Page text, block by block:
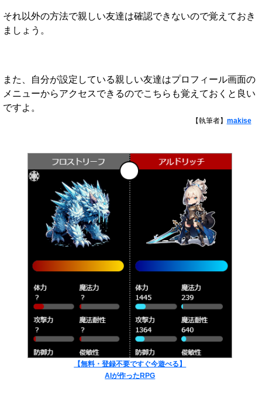
それ以外の方法で親しい友達は確認できないので覚えておき
ましょう。
また、自分が設定している親しい友達はプロフィール画面の
メニューからアクセスできるのでこちらも覚えておくと良い
ですよ。
【執筆者】 makise
【無料・登録不要ですぐ今遊べる】
AIが作ったRPG